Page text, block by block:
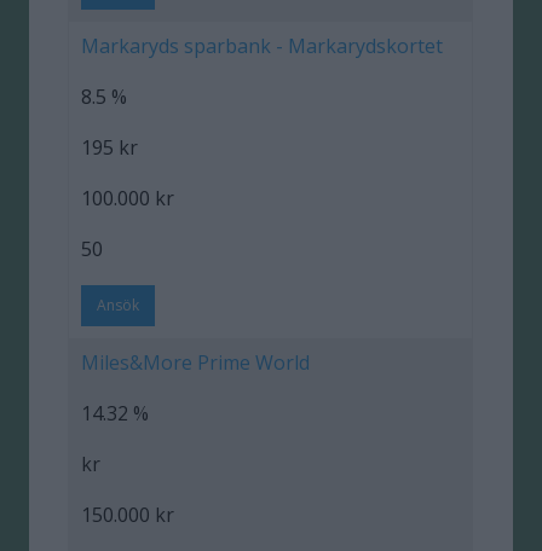
Markaryds sparbank - Markarydskortet
8.5 %
195 kr
100.000 kr
50
Ansök
Miles&More Prime World
14.32 %
kr
150.000 kr